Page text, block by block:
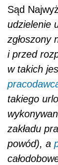
Sąd
udzielenie
zgłoszony
i przed
w takich
takiego
zakładu
powód), a